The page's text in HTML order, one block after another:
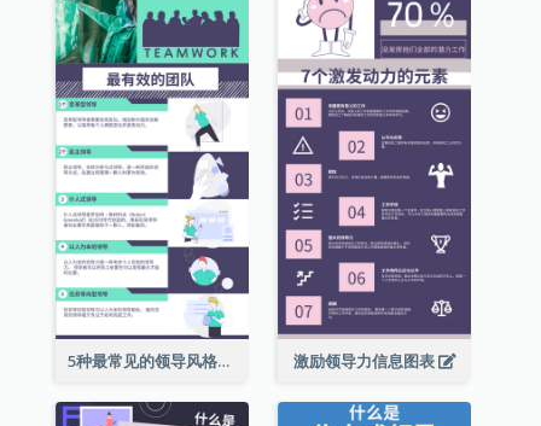
5种最常见的领导风格信息图表 激励领导力信息图表